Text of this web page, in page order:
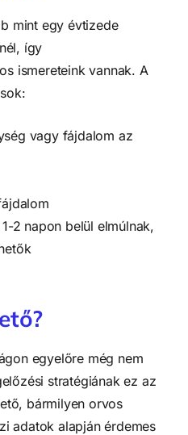
mint egy évtizede
így
ismereteink vannak. A
vagy fájdalom az
2 napon belül elmúlnak,
egyelőre még nem
stratégiának ez az
bármilyen orvos
adatok alapján érdemes